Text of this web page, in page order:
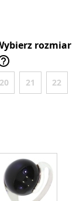
rozmiar
20 21 22